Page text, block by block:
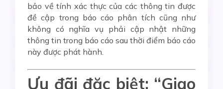
bảo về tính xác thực của các thông tin được
đề cập trong báo cáo phân tích cũng như
không có nghĩa vụ phải cập nhật những
thông tin trong báo cáo sau thời điểm báo cáo
này được phát hành.
Ưu đãi đặc biệt: “Giao